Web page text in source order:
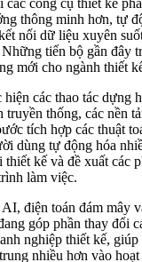
công cụ thiết kế
thông minh hơn, tự
nối dữ liệu xuyên
tiến bộ gần đây
mới cho ngành thiết
các thao tác dựng
truyền thống, các nền
tích hợp các thuật
dùng tự động hóa
thiết kế và đề xuất các
làm việc.
điện toán đám mây
góp phần thay đổi
nghiệp thiết kế,
nhiều hơn vào hoạt